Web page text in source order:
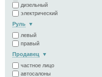
дизельный
электрический
Руль
левый
правый
Продавец
частное лицо
автосалоны